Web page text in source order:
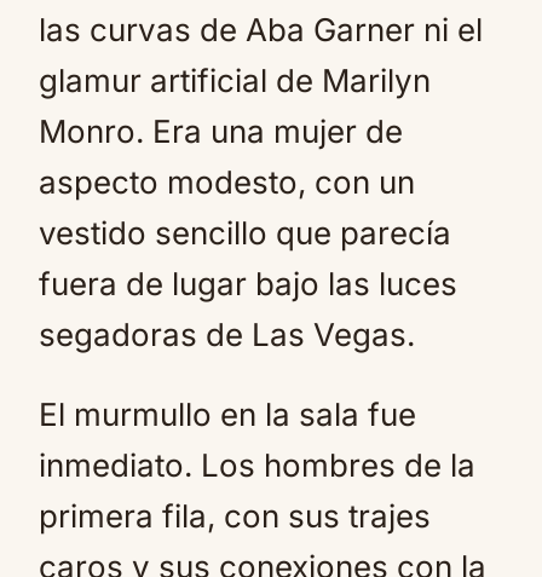
las curvas de Aba Garner ni el
glamur artificial de Marilyn
Monro. Era una mujer de
aspecto modesto, con un
vestido sencillo que parecía
fuera de lugar bajo las luces
segadoras de Las Vegas.
El murmullo en la sala fue
inmediato. Los hombres de la
primera fila, con sus trajes
caros y sus conexiones con la